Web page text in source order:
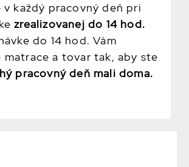
každý pracovný deň pri
zrealizovanej do 14 hod.
do 14 hod. Vám
matrace a tovar tak, aby ste
pracovný deň mali doma.